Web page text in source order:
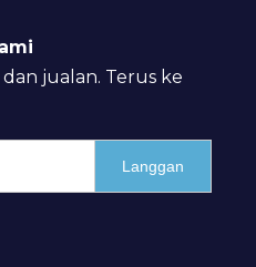
jualan. Terus ke
Langgan